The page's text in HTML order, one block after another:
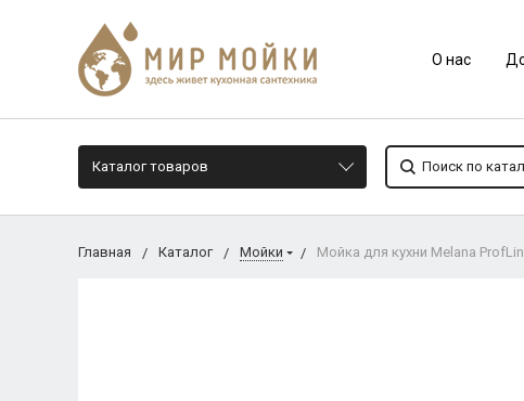
О нас
Каталог товаров
Главная Каталог Мойки Мойка для кухни Melana